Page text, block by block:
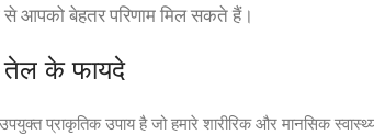
से आपको बेहतर परिणाम मिल सकते हैं।
तेल के फायदे
प्राकृतिक उपाय है जो हमारे शारीरिक और मानसिक